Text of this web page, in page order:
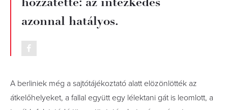
azonnal hatályos.
A berliniek még a sajtótájékoztató alatt elözönlötték az
átkelőhelyeket, a fallal együtt egy lélektani gát is leomlott, a